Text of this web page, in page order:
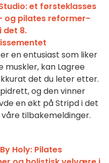
et førsteklasses
og pilates reformer-
det 8.
er en entusiast som liker
muskler, kan Lagree
det du leter etter.
og den vinner
en økt på Stripd i det
tilbakemeldinger.
Holy: Pilates